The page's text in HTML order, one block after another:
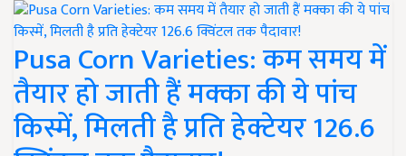
Pusa Corn Varieties: कम समय में
तैयार हो जाती हैं मक्का की ये पांच
किस्में, मिलती है प्रति हेक्टेयर 126.6